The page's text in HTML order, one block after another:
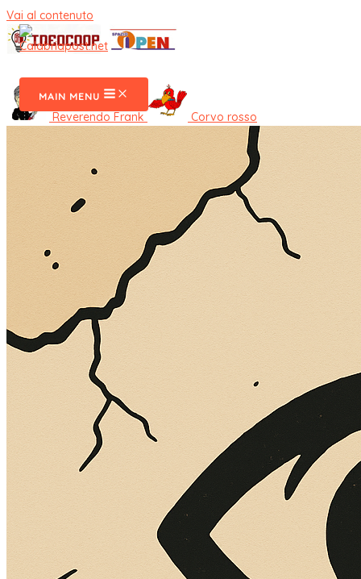
Vai al contenuto
MAIN MENU
Reverendo Frank Corvo rosso